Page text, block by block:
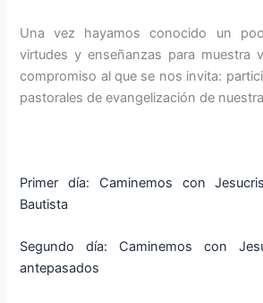
Una vez hayamos conocido un
virtudes y enseñanzas para muestra
compromiso al que se nos invita:
pastorales de evangelización de
Primer día: Caminemos con
Bautista
Segundo día: Caminemos con
antepasados